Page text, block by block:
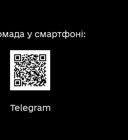
у смартфоні:
Telegram